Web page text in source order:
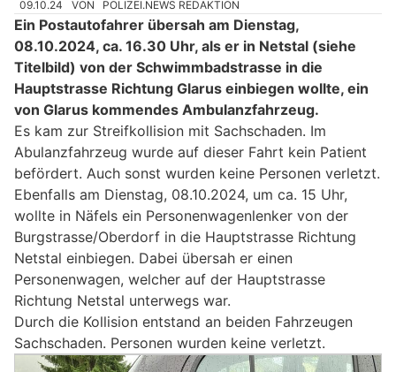
09.10.24 VON POLIZEI.NEWS REDAKTION
Ein Postautofahrer übersah am Dienstag,
08.10.2024, ca. 16.30 Uhr, als er in Netstal (siehe
Titelbild) von der Schwimmbadstrasse in die
Hauptstrasse Richtung Glarus einbiegen wollte, ein
von Glarus kommendes Ambulanzfahrzeug.
Es kam zur Streifkollision mit Sachschaden. Im
Abulanzfahrzeug wurde auf dieser Fahrt kein Patient
befördert. Auch sonst wurden keine Personen verletzt.
Ebenfalls am Dienstag, 08.10.2024, um ca. 15 Uhr,
wollte in Näfels ein Personenwagenlenker von der
Burgstrasse/Oberdorf in die Hauptstrasse Richtung
Netstal einbiegen. Dabei übersah er einen
Personenwagen, welcher auf der Hauptstrasse
Richtung Netstal unterwegs war.
Durch die Kollision entstand an beiden Fahrzeugen
Sachschaden. Personen wurden keine verletzt.